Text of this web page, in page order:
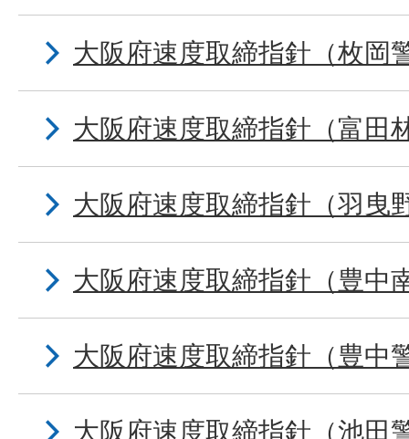
大阪府速度取締指針（枚岡
大阪府速度取締指針（富田
大阪府速度取締指針（羽曳
大阪府速度取締指針（豊中
大阪府速度取締指針（豊中
大阪府速度取締指針（池田